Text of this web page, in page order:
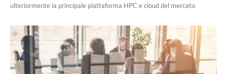
ulteriormente la principale piattaforma HPC e cloud del mercato